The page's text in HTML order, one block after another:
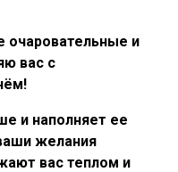
и
вас с
и наполняет ее
желания
вас теплом и